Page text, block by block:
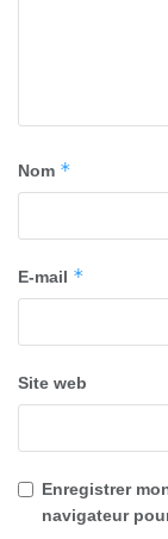
Nom *
E-mail *
Site web
Enregistrer
navigateur